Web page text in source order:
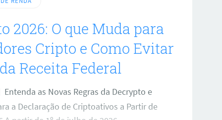
relacionados ao plano de
2026: O que Muda para
Cripto e Como Evitar
Receita Federal
Entenda as Novas Regras da Decrypto e
a Declaração de Criptoativos a Partir de